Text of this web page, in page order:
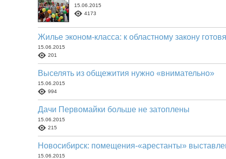
15.06.2015
4173
Жилье эконом-класса: к областному закону
15.06.2015
201
Выселять из общежития нужно «внимательно»
15.06.2015
994
Дачи Первомайки больше не затоплены
15.06.2015
215
Новосибирск: помещения-«арестанты»
15.06.2015